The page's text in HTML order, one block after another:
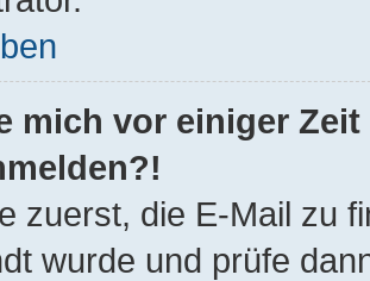
mich vor einiger
zuerst, die E-Mail zu
wurde und prüfe